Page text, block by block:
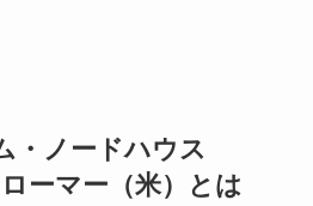
・ノードハウス
ーマー（米）とは